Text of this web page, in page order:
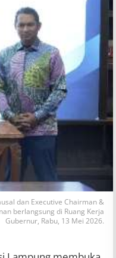
dan Executive Chairman &
berlangsung di Ruang Kerja
Gubernur, Rabu, 13 Mei 2026.